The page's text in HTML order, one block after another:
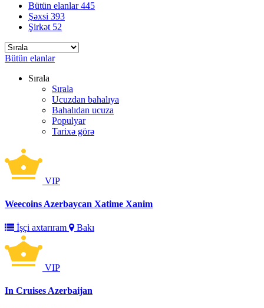
Bütün elanlar445
Şəxsi 393
Şirkət 52
Bütün elanlar
Sırala
Sırala
Ucuzdan bahalıya
Bahalıdan ucuza
Populyar
Tarixə görə
VIP
Weecoins Azerbaycan Xatime Xanim
İşçi axtarıram Bakı
VIP
In Cruises Azerbaijan